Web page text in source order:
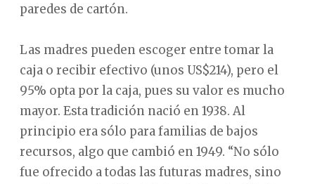
paredes de cartón.
Las madres pueden escoger entre tomar la
caja o recibir efectivo (unos US$214), pero el
95% opta por la caja, pues su valor es mucho
mayor. Esta tradición nació en 1938. Al
principio era sólo para familias de bajos
recursos, algo que cambió en 1949. “No sólo
fue ofrecido a todas las futuras madres, sino